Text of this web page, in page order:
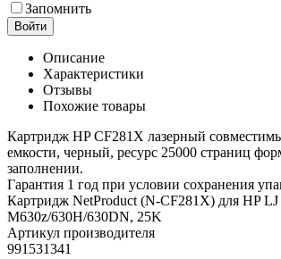
Запомнить
Войти
Описание
Характеристики
Отзывы
Похожие товары
Картридж HP CF281X лазерный
емкости, черный, ресурс 25000 страниц
заполнении.
Гарантия 1 год при условии сохранения
Картридж NetProduct (N-CF281X) для HP LJ
M630z/630H/630DN, 25K
Артикул производителя
991531341